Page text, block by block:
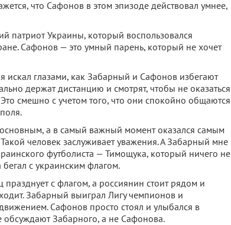
что Сафонов в этом эпизоде действовал умнее,
патриот Украины, который воспользовался
Сафонов — это умный парень, который не хочет
искал глазами, как Забарный и Сафонов избегают
держат дистанцию и смотрят, чтобы не оказаться
смешно с учетом того, что они спокойно общаются
а в самый важный момент оказался самым
человек заслуживает уважения. А Забарный мне
футболиста — Тимощука, который ничего не
с украинским флагом.
празднует с флагом, а россиянин стоит рядом и
Забарный выиграл Лигу чемпионов и
Сафонов просто стоял и улыбался в
обсуждают Забарного, а не Сафонова.